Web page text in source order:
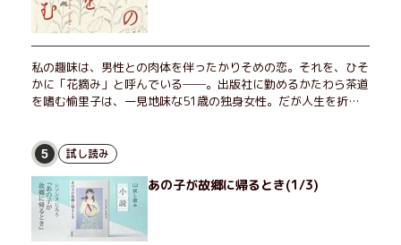
私の趣味は、男性との肉体を伴ったかりそめの恋。それを、ひそ
かに「花摘み」と呼んでいる──。出版社に勤めるかたわら茶道
を嗜む愉里子は、一見地味な51歳の独身女性。だが人生を折り
せる男が現れた。茶の湯の粋人、70歳の万江島だ。だが彼に
は、ある秘密があった……。自分の心と身体を偽らない女たちの
姿と、その連帯を描く。赤裸々にして切実な、セクシュアリティ
をめぐる物語。
5 試し読み
あの子が故郷に帰るとき(1/3)